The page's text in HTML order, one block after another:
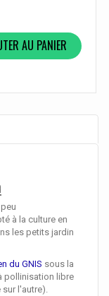
AU PANIER
à la culture en
les petits jardin
du GNIS sous la
pollinisation libre
l'autre).